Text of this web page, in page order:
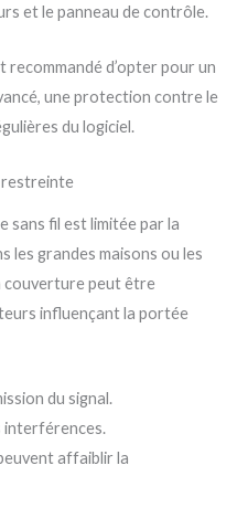
et le panneau de contrôle.
recommandé d’opter pour un
une protection contre le
du logiciel.
restreinte
sans fil est limitée par la
les grandes maisons ou les
couverture peut être
influençant la portée
du signal.
interférences.
affaiblir la